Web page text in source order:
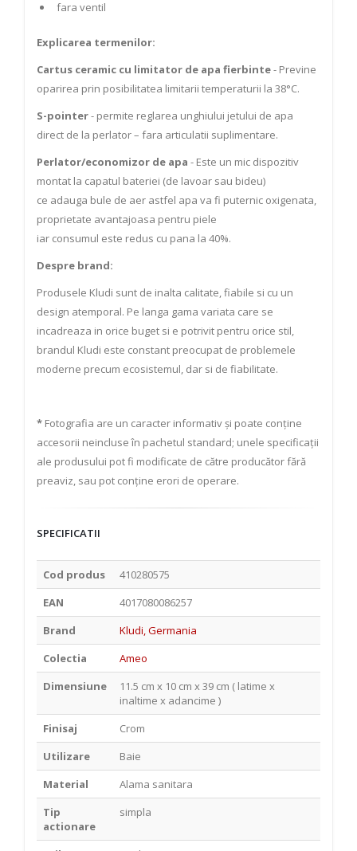
fara ventil
Explicarea termenilor:
​Cartus ceramic cu limitator de apa fierbinte- Previne
oparirea prin posibilitatea limitarii temperaturii la 38°C.
S-pointer- permite reglarea unghiului jetului de apa
direct de la perlator – fara articulatii suplimentare.
Perlator/economizor de apa - Este un mic dispozitiv
montat la capatul bateriei (de lavoar sau bideu)
ce adauga bule de aer astfel apa va fi puternic oxigenata,
proprietate avantajoasa pentru piele
iar consumul este redus cu pana la 40%.
Despre brand:
Produsele Kludi sunt de inalta calitate, fiabile si cu un
design atemporal. Pe langa gama variata care se
incadreaza in orice buget si e potrivit pentru orice stil,
brandul Kludi este constant preocupat de problemele
moderne precum ecosistemul, dar si de fiabilitate.
* Fotografia are un caracter informativ și poate conține
accesorii neincluse în pachetul standard; unele specificații
ale produsului pot fi modificate de către producător fără
preaviz, sau pot conține erori de operare.
SPECIFICATII
Cod produs
410280575
EAN
4017080086257
Brand
Kludi, Germania
Colectia
Ameo
Dimensiune
11.5 cm x 10 cm x 39 cm ( latime x
inaltime x adancime )
Finisaj
Crom
Utilizare
Baie
Material
Alama sanitara
Tip
actionare
simpla